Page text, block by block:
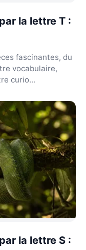
la lettre T :
fascinantes, du
vocabulaire,
curio...
la lettre S :